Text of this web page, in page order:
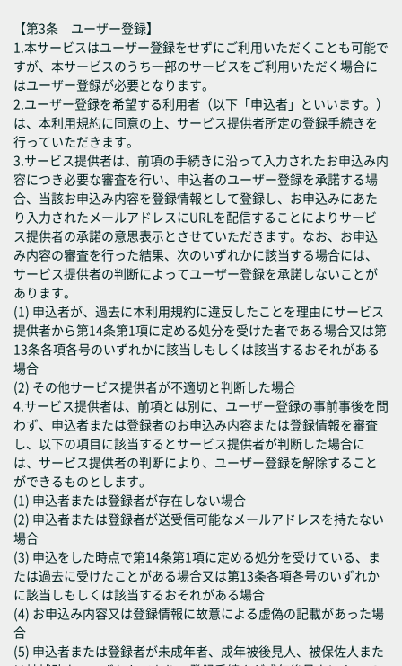
【第3条 ユーザー登録】
1.本サービスはユーザー登録をせずにご利用いただくことも可能で
すが、本サービスのうち一部のサービスをご利用いただく場合に
はユーザー登録が必要となります。
2.ユーザー登録を希望する利用者（以下「申込者」といいます。）
は、本利用規約に同意の上、サービス提供者所定の登録手続きを
行っていただきます。
3.サービス提供者は、前項の手続きに沿って入力されたお申込み内
容につき必要な審査を行い、申込者のユーザー登録を承諾する場
合、当該お申込み内容を登録情報として登録し、お申込みにあた
り入力されたメールアドレスにURLを配信することによりサービ
ス提供者の承諾の意思表示とさせていただきます。なお、お申込
み内容の審査を行った結果、次のいずれかに該当する場合には、
サービス提供者の判断によってユーザー登録を承諾しないことが
あります。
(1) 申込者が、過去に本利用規約に違反したことを理由にサービス
提供者から第14条第1項に定める処分を受けた者である場合又は第
13条各項各号のいずれかに該当しもしくは該当するおそれがある
場合
(2) その他サービス提供者が不適切と判断した場合
4.サービス提供者は、前項とは別に、ユーザー登録の事前事後を問
わず、申込者または登録者のお申込み内容または登録情報を審査
し、以下の項目に該当するとサービス提供者が判断した場合に
は、サービス提供者の判断により、ユーザー登録を解除すること
ができるものとします。
(1) 申込者または登録者が存在しない場合
(2) 申込者または登録者が送受信可能なメールアドレスを持たない
場合
(3) 申込をした時点で第14条第1項に定める処分を受けている、ま
たは過去に受けたことがある場合又は第13条各項各号のいずれか
に該当しもしくは該当するおそれがある場合
(4) お申込み内容又は登録情報に故意による虚偽の記載があった場
合
(5) 申込者または登録者が未成年者、成年被後見人、被保佐人また